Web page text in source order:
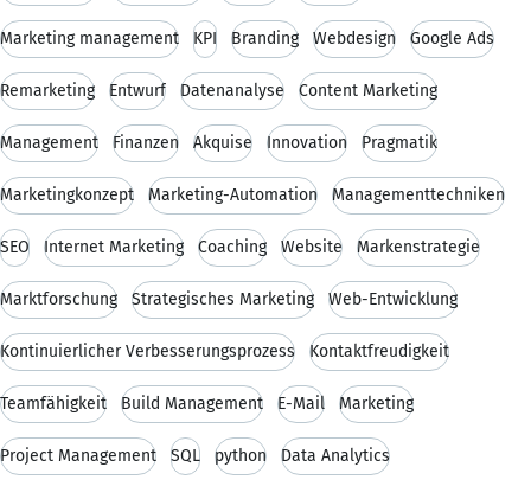
Marketing management KPI Branding Webdesign Google Ads
Remarketing Entwurf Datenanalyse Content Marketing
Management Finanzen Akquise Innovation Pragmatik
Marketingkonzept Marketing-Automation Managementtechniken
SEO Internet Marketing Coaching Website Markenstrategie
Marktforschung Strategisches Marketing Web-Entwicklung
Kontinuierlicher Verbesserungsprozess Kontaktfreudigkeit
Teamfähigkeit Build Management E-Mail Marketing
Project Management SQL python Data Analytics